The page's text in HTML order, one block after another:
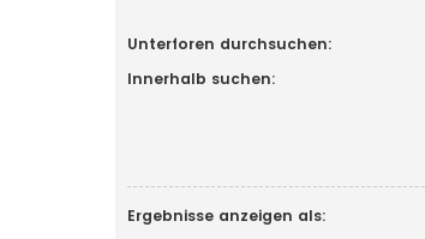
Unterforen durchsuchen:
Innerhalb suchen:
Ergebnisse anzeigen als: